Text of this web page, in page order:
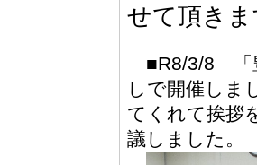
せて頂き
■R8/3/8 「
しで開催しま
てくれて挨拶
議しました。